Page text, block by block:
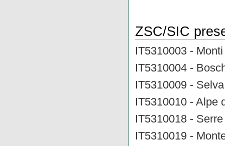
ZSC/SIC
IT5310003 -
IT5310004 -
IT5310009 -
IT5310010 - Alpe
IT5310018 -
IT5310019 -